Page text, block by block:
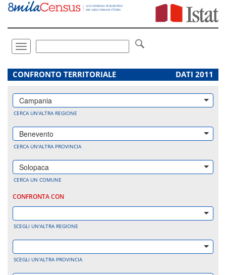
Vai
direttamente
Toggle
navigation
.
CONFRONTO TERRITORIALE DATI 2011
Campania
CERCA UN'ALTRA REGIONE
Benevento
CERCA UN'ALTRA PROVINCIA
Solopaca
CERCA UN COMUNE
CONFRONTA CON
SCEGLI UN'ALTRA REGIONE
SCEGLI UN'ALTRA PROVINCIA